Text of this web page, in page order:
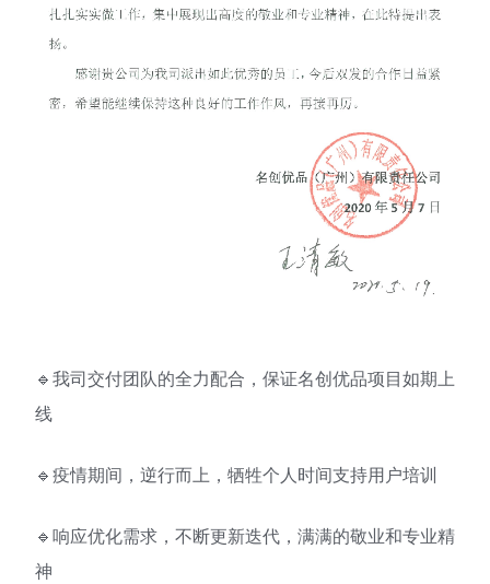
🔹我司交付团队的全力配合，保证名创优品项目如期上
线
🔹疫情期间，逆行而上，牺牲个人时间支持用户培训
🔹响应优化需求，不断更新迭代，满满的敬业和专业精
神